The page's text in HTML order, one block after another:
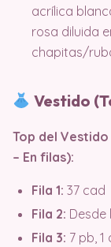
acrílica
rosa diluida
chapitas/
Vestido
Top del
– En filas):
Fila 1: 37 cad
Fila 2: Desde
Fila 3: 7 pb, 1